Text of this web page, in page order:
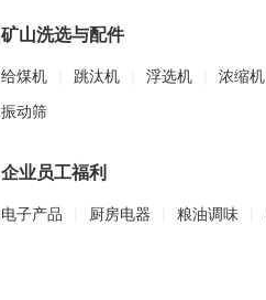
矿山洗选与配件
给煤机 跳汰机 浮选机 浓缩机
振动筛
企业员工福利
电子产品 厨房电器 粮油调味